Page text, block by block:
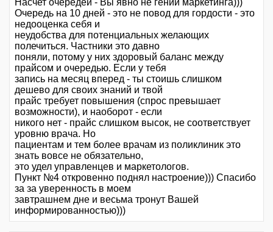
Насчет очередей - Вы явно не гений маркетинга)))
Очередь на 10 дней - это не повод для гордости - это
недооценка себя и
неудобства для потенциальных желающих
полечиться. Частники это давно
поняли, потому у них здоровый баланс между
прайсом и очередью. Если у тебя
запись на месяц вперед - ты стоишь слишком
дешево для своих знаний и твой
прайс требует повышения (спрос превышает
возможности), и наоборот - если
никого нет - прайс слишком высок, не соответствует
уровню врача. Но
пациентам и тем более врачам из поликлиник это
знать вовсе не обязательно,
это удел управленцев и маркетологов.
Пункт №4 откровенно поднял настроение))) Спасибо
за за уверенность в моем
завтрашнем дне и весьма тронут Вашей
информированностью)))